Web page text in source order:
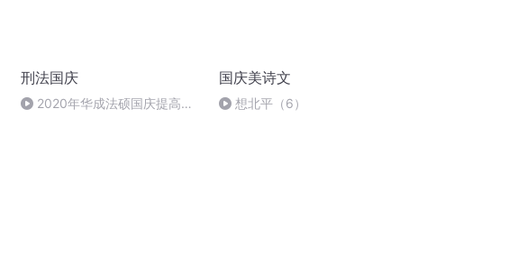
刑法国庆
2020年华成法硕国庆提高班
国庆美诗文
想北平（6）